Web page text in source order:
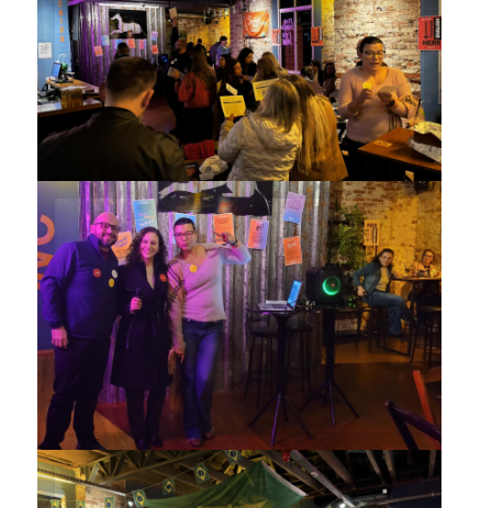
Chat’s Cheers reuniu
participantes da comunidade
Vencedores de uma das
atividades do encontro